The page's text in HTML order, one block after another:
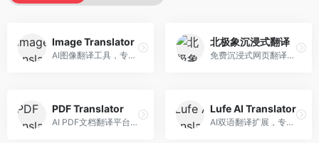
Image Translator
AI图像翻译工具，专注于图片文字翻译。面向设计师和电商从业者，提供图片文字识别、翻译、替换等服务，图像翻译效果好。
北极象沉浸式翻译
免费沉浸式网页翻译工具，专注于阅读体验。面向普通用户，提供网页双语翻译、文档翻译等服务，免费使用，翻译质量高。
PDF Translator
AI PDF文档翻译平台，专注于文档本地化。面向商务人士，提供PDF翻译、格式保留、批量处理等服务，文档翻译专业。
Lufe AI Translator
AI双语翻译扩展，专注于浏览器翻译场景。面向外语内容阅读者，提供网页双语翻译、划词翻译等服务，浏览器集成便捷。